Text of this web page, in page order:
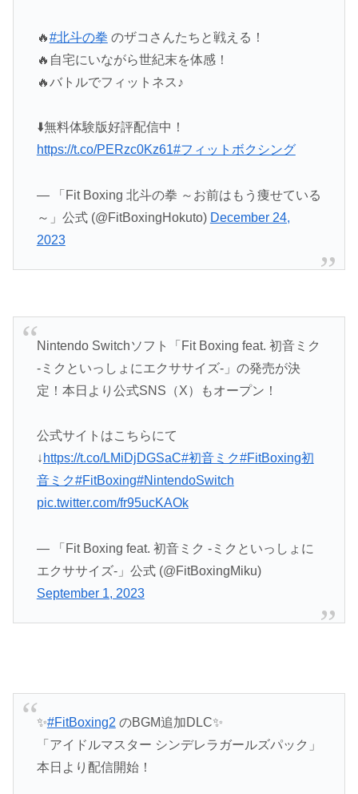
🔥#北斗の拳 のザコさんたちと戦える！
🔥自宅にいながら世紀末を体感！
🔥バトルでフィットネス♪
⬇️無料体験版好評配信中！
https://t.co/PERzc0Kz61#フィットボクシング
— 「Fit Boxing 北斗の拳 ～お前はもう痩せている
～」公式 (@FitBoxingHokuto) December 24,
2023
Nintendo Switchソフト「Fit Boxing feat. 初音ミク
-ミクといっしょにエクササイズ-」の発売が決
定！本日より公式SNS（X）もオープン！
公式サイトはこちらにて
↓ https://t.co/LMiDjDGSaC#初音ミク#FitBoxing初
音ミク#FitBoxing#NintendoSwitch
pic.twitter.com/fr95ucKAOk
— 「Fit Boxing feat. 初音ミク -ミクといっしょに
エクササイズ-」公式 (@FitBoxingMiku)
September 1, 2023
✨#FitBoxing2 のBGM追加DLC✨
「アイドルマスター シンデレラガールズパック」
本日より配信開始！